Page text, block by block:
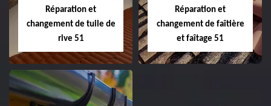
Réparation et
changement de tuile de
rive 51
Réparation et
changement de faîtière
et faîtage 51